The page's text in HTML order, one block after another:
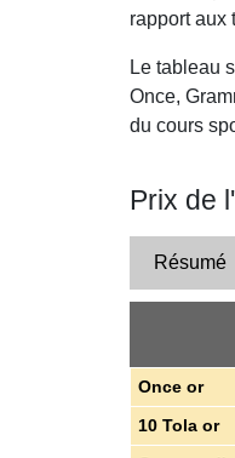
rapport aux
Le tableau
Once,
du cours
Prix de
Résumé
Once or
10 Tola or